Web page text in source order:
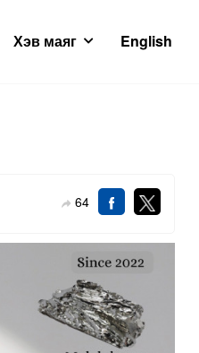
Хэв маяг English
64